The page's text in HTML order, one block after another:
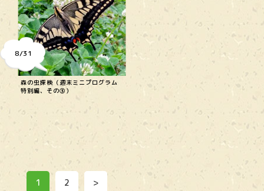
8/31
森の虫探検（週末ミニプログラム
特別編、その③）
1 2 >